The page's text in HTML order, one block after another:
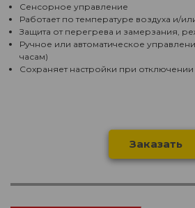
Сенсорное управление
Работает по температуре воздуха и/
Защита от перегрева и замерзания,
Ручное или автоматическое
часам)
Сохраняет настройки при отключении
Заказать